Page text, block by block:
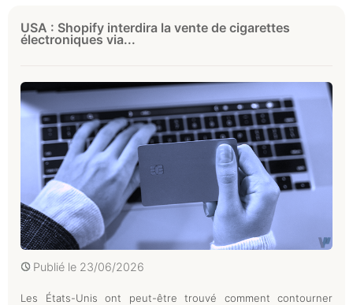
USA : Shopify interdira la vente de cigarettes
électroniques via...
Publié le 23/06/2026
Les États-Unis ont peut-être trouvé comment contourner